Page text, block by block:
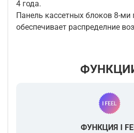
4 года.
Панель кассетных блоков 8-ми
обеспечивает распределние
ФУНКЦИЯ I